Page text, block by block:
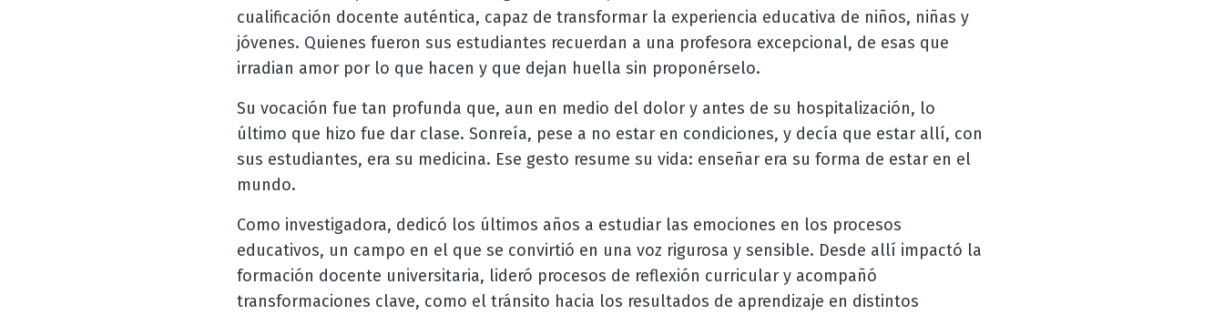
cualificación docente auténtica, capaz de transformar la experiencia educativa de niños, niñas y
jóvenes. Quienes fueron sus estudiantes recuerdan a una profesora excepcional, de esas que
irradian amor por lo que hacen y que dejan huella sin proponérselo.
Su vocación fue tan profunda que, aun en medio del dolor y antes de su hospitalización, lo
último que hizo fue dar clase. Sonreía, pese a no estar en condiciones, y decía que estar allí, con
sus estudiantes, era su medicina. Ese gesto resume su vida: enseñar era su forma de estar en el
mundo.
Como investigadora, dedicó los últimos años a estudiar las emociones en los procesos
educativos, un campo en el que se convirtió en una voz rigurosa y sensible. Desde allí impactó la
formación docente universitaria, lideró procesos de reflexión curricular y acompañó
transformaciones clave, como el tránsito hacia los resultados de aprendizaje en distintos